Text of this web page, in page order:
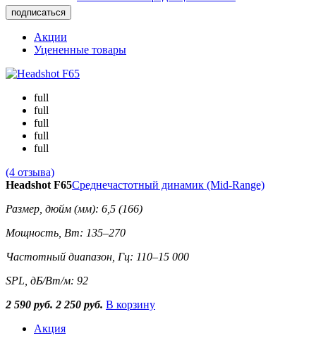
Акции
Уцененные товары
full
full
full
full
full
(4 отзыва)
Headshot F65Среднечастотный динамик (Mid-Range)
Размер, дюйм (мм): 6,5 (166)
Мощность, Вт: 135–270
Частотный диапазон, Гц: 110–15 000
SPL, дБ/Вт/м: 92
2 590 руб. 2 250 руб. В корзину
Акция